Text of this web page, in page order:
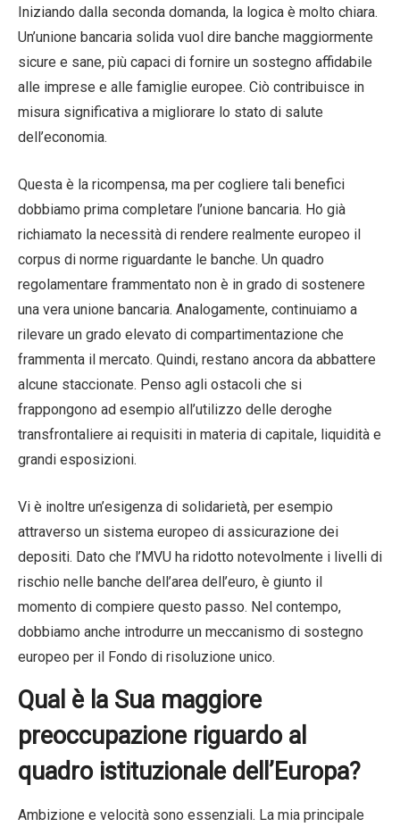
Iniziando dalla seconda domanda, la logica è molto chiara.
Un’unione bancaria solida vuol dire banche maggiormente
sicure e sane, più capaci di fornire un sostegno affidabile
alle imprese e alle famiglie europee. Ciò contribuisce in
misura significativa a migliorare lo stato di salute
dell’economia.
Questa è la ricompensa, ma per cogliere tali benefici
dobbiamo prima completare l’unione bancaria. Ho già
richiamato la necessità di rendere realmente europeo il
corpus di norme riguardante le banche. Un quadro
regolamentare frammentato non è in grado di sostenere
una vera unione bancaria. Analogamente, continuiamo a
rilevare un grado elevato di compartimentazione che
frammenta il mercato. Quindi, restano ancora da abbattere
alcune staccionate. Penso agli ostacoli che si
frappongono ad esempio all’utilizzo delle deroghe
transfrontaliere ai requisiti in materia di capitale, liquidità e
grandi esposizioni.
Vi è inoltre un’esigenza di solidarietà, per esempio
attraverso un sistema europeo di assicurazione dei
depositi. Dato che l’MVU ha ridotto notevolmente i livelli di
rischio nelle banche dell’area dell’euro, è giunto il
momento di compiere questo passo. Nel contempo,
dobbiamo anche introdurre un meccanismo di sostegno
europeo per il Fondo di risoluzione unico.
Qual è la Sua maggiore
preoccupazione riguardo al
quadro istituzionale dell’Europa?
Ambizione e velocità sono essenziali. La mia principale